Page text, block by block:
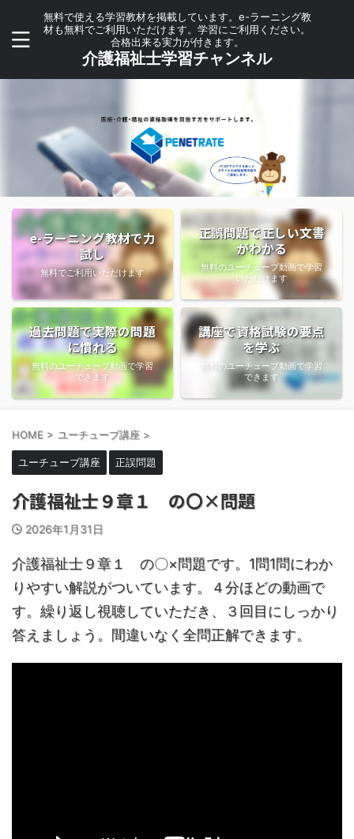
無料で使える学習教材を掲載しています。e-ラーニング教
材も無料でご利用いただけます。学習にご利用ください。
合格出来る実力が付きます。
介護福祉士学習チャンネル
e-ラーニング教材で力
試し
無料でご利用いただけます
正誤問題で正しい文書
がわかる
無料のユーチューブ動画で学習
いただけます
過去問題で実際の問題
に慣れる
無料のユーチューブ動画で学習
できます
講座で資格試験の要点
を学ぶ
無料のユーチューブ動画で学習
できます
HOME > ユーチューブ講座 >
ユーチューブ講座 正誤問題
介護福祉士９章１ の〇×問題
2026年1月31日
介護福祉士９章１ の〇×問題です。1問1問にわか
りやすい解説がついています。４分ほどの動画で
す。繰り返し視聴していただき、３回目にしっかり
答えましょう。間違いなく全問正解できます。